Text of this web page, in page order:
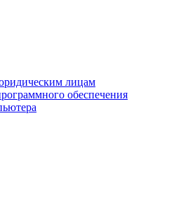
лицам
обеспечения